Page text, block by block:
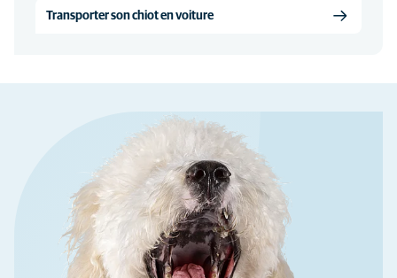
Transporter son chiot en voiture